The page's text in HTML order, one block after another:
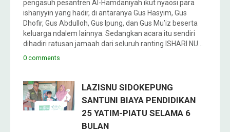
pengasuh pesantren Al-Hamdaniyah ikut nyaosi para
ishariyyin yang hadir, di antaranya Gus Hasyim, Gus
Dhofir, Gus Abdulloh, Gus Ipung, dan Gus Mu’iz beserta
keluarga ndalem lainnya. Sedangkan acara itu sendiri
dihadiri ratusan jamaah dari seluruh ranting ISHARI NU…
0 comments
LAZISNU SIDOKEPUNG
SANTUNI BIAYA PENDIDIKAN
25 YATIM-PIATU SELAMA 6
BULAN